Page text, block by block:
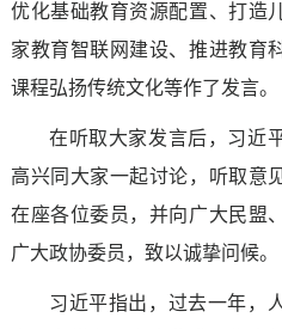
优化基础教育资源配置、打造
家教育智联网建设、推进教育
课程弘扬传统文化等作了发言。
在听取大家发言后，习近
高兴同大家一起讨论，听取意
在座各位委员，并向广大民盟
广大政协委员，致以诚挚问候。
习近平指出，过去一年，